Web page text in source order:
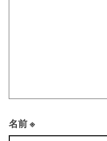
名前 ※